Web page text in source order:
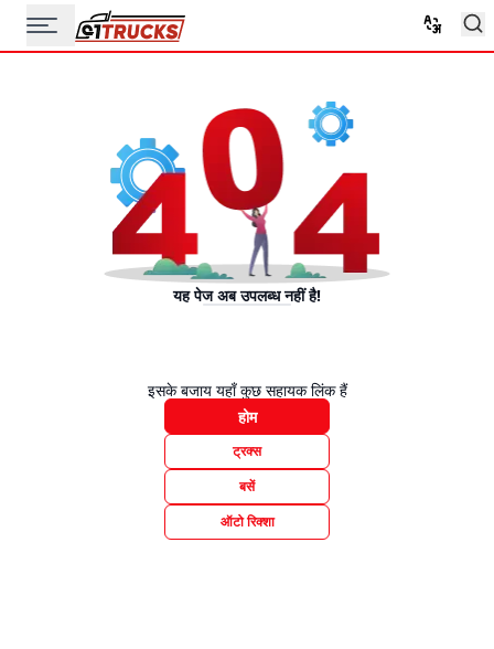
यह पेज अब उपलब्ध नहीं है!
इसके बजाय यहाँ कुछ सहायक लिंक हैं
होम
ट्रक्स
बसें
ऑटो रिक्शा